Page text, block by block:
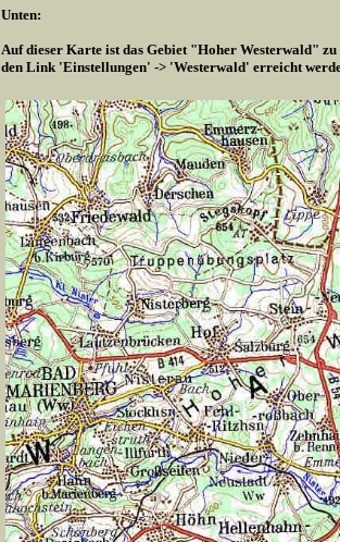
Unten:
Auf dieser Karte ist das Gebiet "Hoher Westerwald"
den Link 'Einstellungen' -> 'Westerwald' erreicht